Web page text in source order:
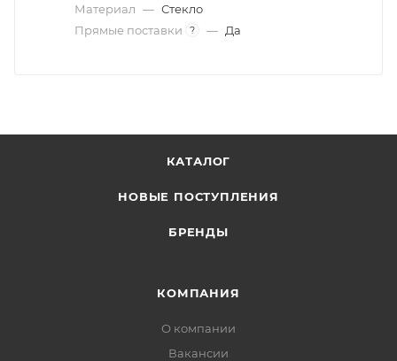
Материал — Стекло
Прямые поставки
? — Да
КАТАЛОГ
НОВЫЕ ПОСТУПЛЕНИЯ
БРЕНДЫ
КОМПАНИЯ
О компании
Вакансии